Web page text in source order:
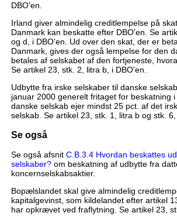
DBO'en.
Irland giver almindelig creditlempelse på
Danmark kan beskatte efter DBO'en. Se
og d, i DBO'en. Ud over den skat, der er
Danmark, gives der også lempelse for den
betales af selskabet af den fortjeneste,
Se artikel 23, stk. 2, litra b, i DBO'en.
Udbytte fra irske selskaber til danske
januar 2000 generelt fritaget for beskatning
danske selskab ejer mindst 25 pct. af det
selskab. Se artikel 23, stk. 1, litra b og stk. 6,
Se også
Se også afsnit C.B.3.4 Hvordan beskattes
selskaber?om beskatning af udbytte fra
koncernselskabsaktier.
Bopælslandet skal give almindelig
kapitalgevinst, som kildelandet efter artikel
har opkrævet ved fraflytning. Se artikel 23,